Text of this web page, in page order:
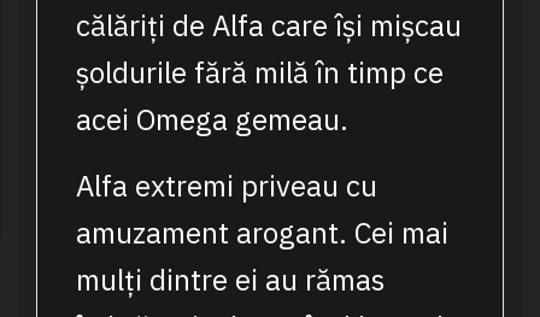
călăriți de Alfa care își mișcau
șoldurile fără milă în timp ce
acei Omega gemeau.
Alfa extremi priveau cu
amuzament arogant. Cei mai
mulți dintre ei au rămas